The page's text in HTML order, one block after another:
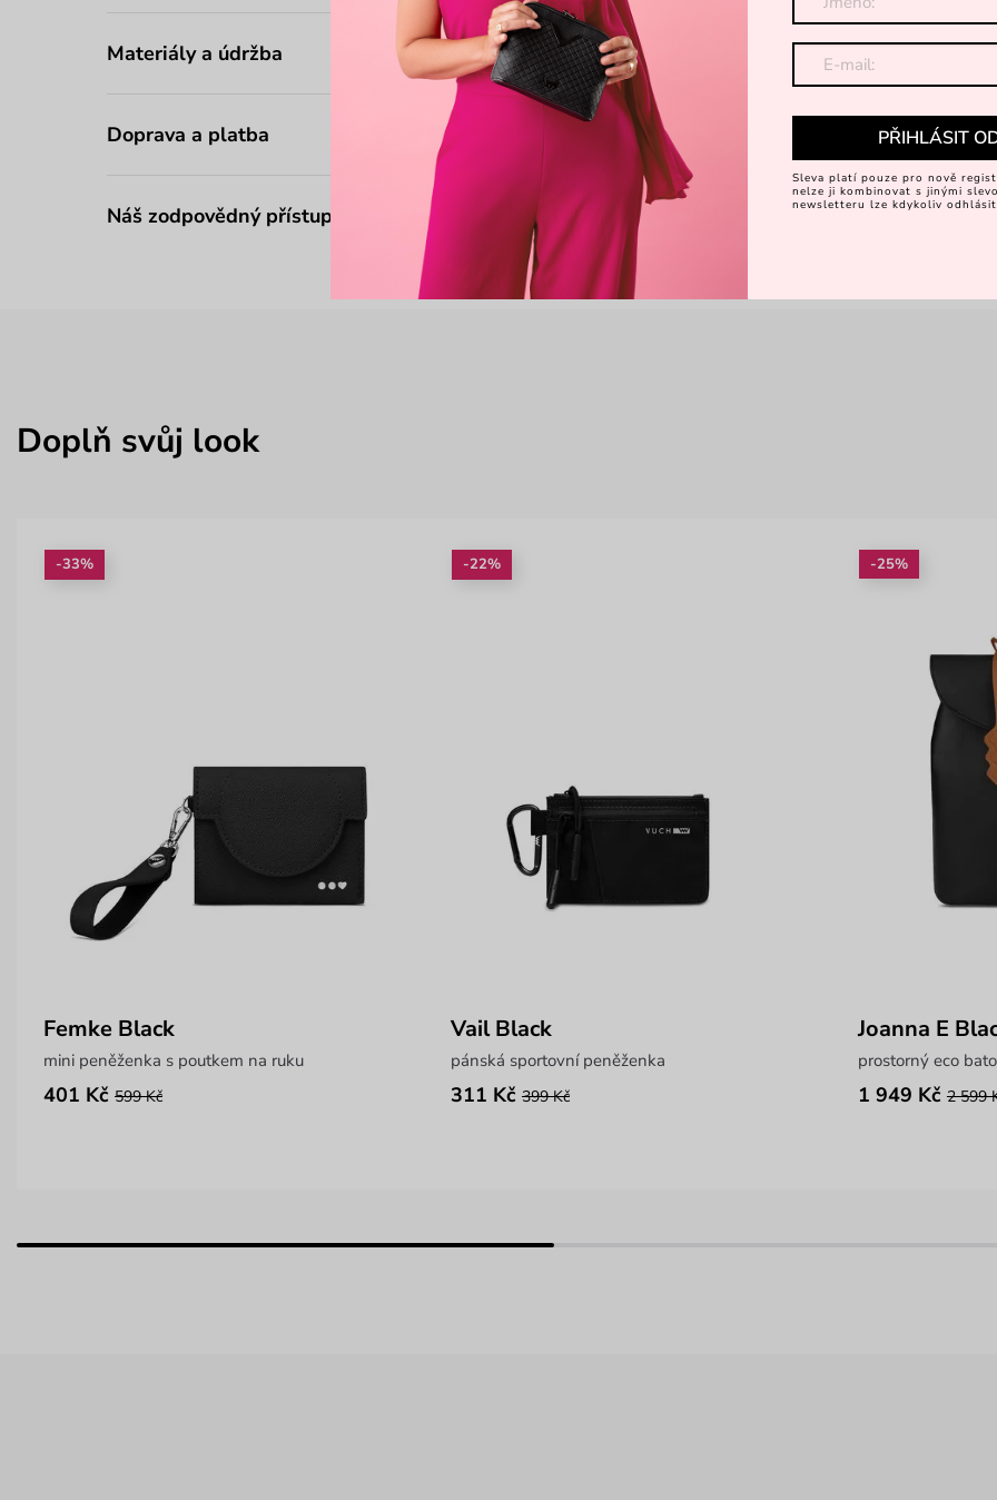
Materiály a údržba
Doprava a platba
Náš zodpovědný přístup
Doplň svůj look
-33%
Femke Black
mini peněženka s poutkem na ruku
401 Kč 599 Kč
-22%
Vail Black
pánská sportovní peněženka
311 Kč 399 Kč
-25%
Joanna E
prostorný eco
1 949 Kč 2 599
PŘIHLÁSIT
Sleva platí pouze pro nově
nelze ji kombinovat s jinými
newsletteru lze kdykoliv